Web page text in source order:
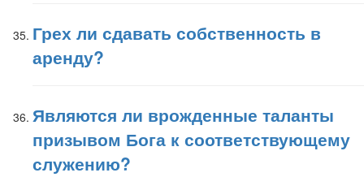
Грех ли сдавать собственность в
аренду?
Являются ли врожденные таланты
призывом Бога к соответствующему
служению?